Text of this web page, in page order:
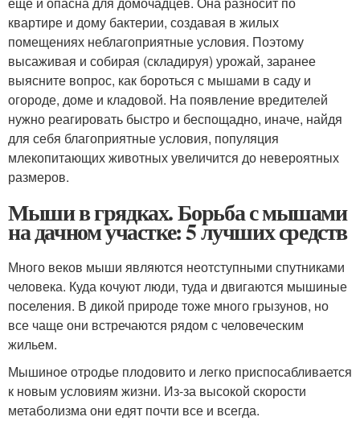
квартире и дому бактерии, создавая в жилых
помещениях неблагоприятные условия. Поэтому
высаживая и собирая (складируя) урожай, заранее
выясните вопрос, как бороться с мышами в саду и
огороде, доме и кладовой. На появление вредителей
нужно реагировать быстро и беспощадно, иначе, найдя
для себя благоприятные условия, популяция
млекопитающих животных увеличится до невероятных
размеров.
Мыши в грядках. Борьба с мышами
на дачном участке: 5 лучших средств
Много веков мыши являются неотступными спутниками
человека. Куда кочуют люди, туда и двигаются мышиные
поселения. В дикой природе тоже много грызунов, но
все чаще они встречаются рядом с человеческим
жильем.
Мышиное отродье плодовито и легко приспосабливается
к новым условиям жизни. Из-за высокой скорости
метаболизма они едят почти все и всегда.